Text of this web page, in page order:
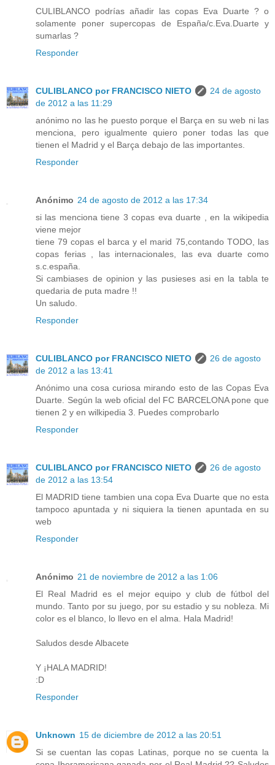
CULIBLANCO podrías añadir las copas Eva Duarte ? o
solamente poner supercopas de España/c.Eva.Duarte y
sumarlas ?
Responder
CULIBLANCO por FRANCISCO NIETO
24 de agosto
de 2012 a las 11:29
anónimo no las he puesto porque el Barça en su web ni las
menciona, pero igualmente quiero poner todas las que
tienen el Madrid y el Barça debajo de las importantes.
Responder
Anónimo 24 de agosto de 2012 a las 17:34
si las menciona tiene 3 copas eva duarte , en la wikipedia
viene mejor
tiene 79 copas el barca y el marid 75,contando TODO, las
copas ferias , las internacionales, las eva duarte como
s.c.españa.
Si cambiases de opinion y las pusieses asi en la tabla te
quedaria de puta madre !!
Un saludo.
Responder
CULIBLANCO por FRANCISCO NIETO
26 de agosto
de 2012 a las 13:41
Anónimo una cosa curiosa mirando esto de las Copas Eva
Duarte. Según la web oficial del FC BARCELONA pone que
tienen 2 y en wilkipedia 3. Puedes comprobarlo
Responder
CULIBLANCO por FRANCISCO NIETO
26 de agosto
de 2012 a las 13:54
El MADRID tiene tambien una copa Eva Duarte que no esta
tampoco apuntada y ni siquiera la tienen apuntada en su
web
Responder
Anónimo 21 de noviembre de 2012 a las 1:06
El Real Madrid es el mejor equipo y club de fútbol del
mundo. Tanto por su juego, por su estadio y su nobleza. Mi
color es el blanco, lo llevo en el alma. Hala Madrid!
Saludos desde Albacete
Y ¡HALA MADRID!
:D
Responder
Unknown 15 de diciembre de 2012 a las 20:51
Si se cuentan las copas Latinas, porque no se cuenta la